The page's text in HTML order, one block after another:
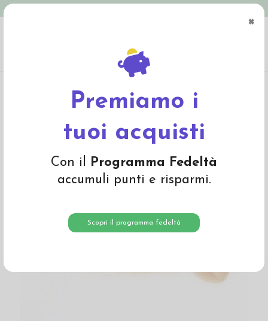
×
Premiamo i
tuoi acquisti
Con il Programma Fedeltà
accumuli punti e risparmi.
Scopri il programma fedeltà
Lana filata colore Giallo Limone 533